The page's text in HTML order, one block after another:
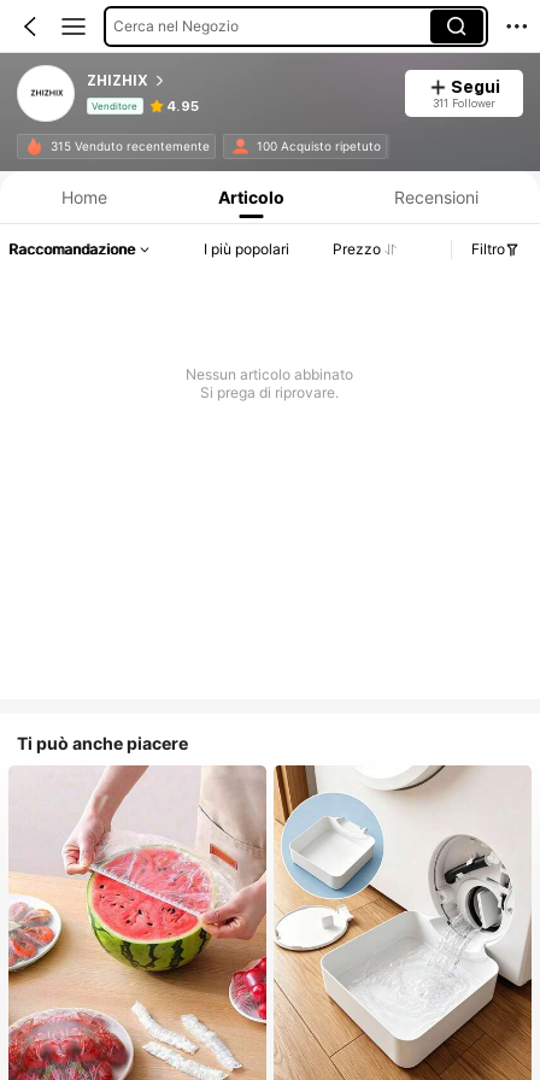
Cerca nel Negozio
ZHIZHIX
Venditore 4.95
Segui
311 Follower
315 Venduto recentemente 100 Acquisto ripetuto
Home Articolo Recensioni
Raccomandazione I più popolari Prezzo Filtro
Nessun articolo abbinato
Si prega di riprovare.
Ti può anche piacere